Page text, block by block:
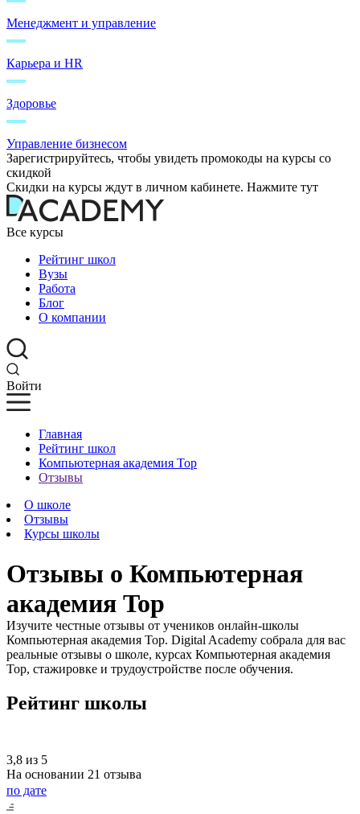
Менеджмент и управление
Карьера и HR
Здоровье
Управление бизнесом
Зарегистрируйтесь, чтобы увидеть промокоды на курсы со
скидкой
Скидки на курсы ждут в личном кабинете. Нажмите тут
Все курсы
Рейтинг школ
Вузы
Работа
Блог
О компании
Войти
Главная
Рейтинг школ
Компьютерная академия Top
Отзывы
О школе
Отзывы
Курсы школы
Отзывы о Компьютерная
академия Top
Изучите честные отзывы от учеников онлайн-школы
Компьютерная академия Top. Digital Academy собрала для вас
реальные отзывы о школе, курсах Компьютерная академия
Top, стажировке и трудоустройстве после обучения.
Рейтинг школы
3,8 из 5
На основании 21 отзыва
по дате